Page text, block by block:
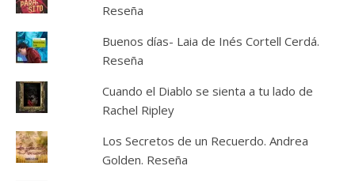
Reseña
Buenos días- Laia de Inés Cortell Cerdá.
Reseña
Cuando el Diablo se sienta a tu lado de
Rachel Ripley
Los Secretos de un Recuerdo. Andrea
Golden. Reseña